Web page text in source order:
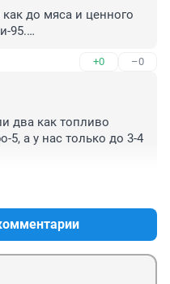
как до мяса и ценного
95.
+0 –0
два как топливо
5, а у нас только до 3-4